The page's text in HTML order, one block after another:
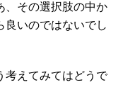
、その選択肢の中か
良いのではないでし
考えてみてはどうで